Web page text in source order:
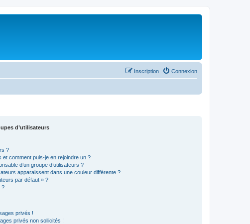
Connexion
Inscription
d’utilisateurs
?
et comment puis-je en rejoindre un ?
d’un groupe d’utilisateurs ?
apparaissent dans une couleur différente ?
par défaut » ?
?
privés !
privés non sollicités !